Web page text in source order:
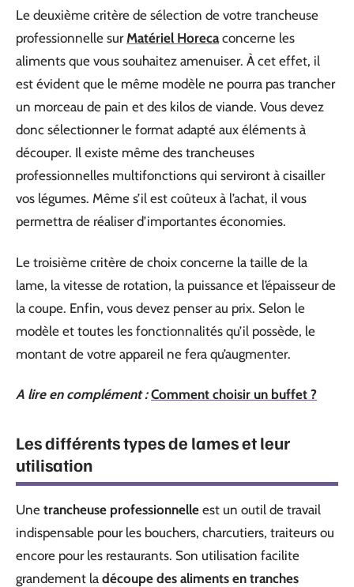
Le deuxième critère de sélection de votre trancheuse
professionnelle surMatériel Horecaconcerne les
aliments que vous souhaitez amenuiser. À cet effet, il
est évident que le même modèle ne pourra pas trancher
un morceau de pain et des kilos de viande. Vous devez
donc sélectionner le format adapté aux éléments à
découper. Il existe même des trancheuses
professionnelles multifonctions qui serviront à cisailler
vos légumes. Même s’il est coûteux à l’achat, il vous
permettra de réaliser d’importantes économies.
Le troisième critère de choix concerne la taille de la
lame, la vitesse de rotation, la puissance et l’épaisseur de
la coupe. Enfin, vous devez penser au prix. Selon le
modèle et toutes les fonctionnalités qu’il possède, le
montant de votre appareil ne fera qu’augmenter.
A lire en complément : Comment choisir un buffet ?
Les différents types de lames et leur
utilisation
Une trancheuse professionnelle est un outil de travail
indispensable pour les bouchers, charcutiers, traiteurs ou
encore pour les restaurants. Son utilisation facilite
grandement la découpe des aliments en tranches